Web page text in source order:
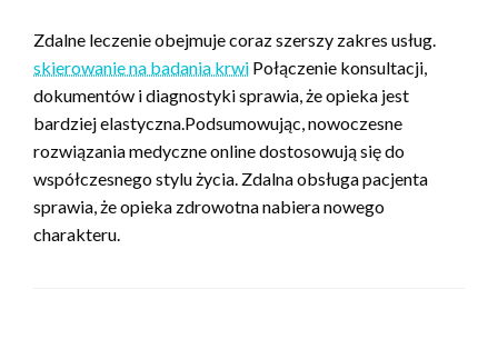
Zdalne leczenie obejmuje coraz szerszy zakres usług.
skierowanie na badania krwi Połączenie konsultacji,
dokumentów i diagnostyki sprawia, że opieka jest
bardziej elastyczna.Podsumowując, nowoczesne
rozwiązania medyczne online dostosowują się do
współczesnego stylu życia. Zdalna obsługa pacjenta
sprawia, że opieka zdrowotna nabiera nowego
charakteru.